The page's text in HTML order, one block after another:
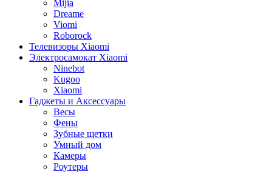
Mijia
Dreame
Viomi
Roborock
Телевизоры Xiaomi
Электросамокат Xiaomi
Ninebot
Kugoo
Xiaomi
Гаджеты и Аксессуары
Весы
Фены
Зубные щетки
Умный дом
Камеры
Роутеры